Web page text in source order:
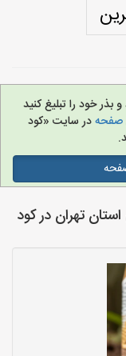
بذر خود را تبلیغ کنید
صفحهدر سایت «کود
تهران در کود